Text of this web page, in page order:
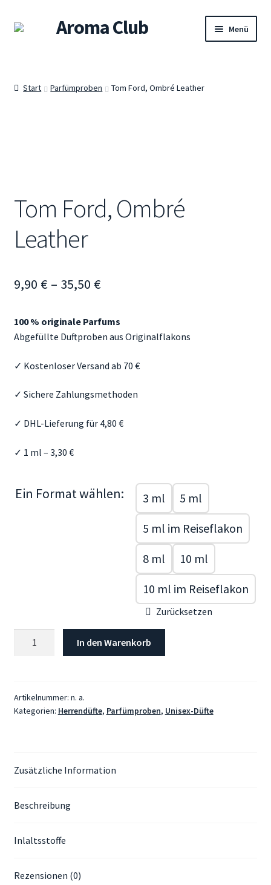
Zur
Navigation
Zum
Aroma Club Menü
Shop
Sets
Warenkorb
Mein Konto
Start Parfümproben Tom Ford, Ombré Leather
Tom Ford, Ombré
Leather
9,90 € – 35,50 €Preisspanne:
bis
100 % originale Parfums
Abgefüllte Duftproben aus Originalflakons
✓ Kostenloser Versand ab 70 €
✓ Sichere Zahlungsmethoden
✓ DHL-Lieferung für 4,80 €
✓ 1 ml – 3,30 €
Ein Format wählen: 3 ml
5 ml
5 ml im Reiseflakon
8 ml
10 ml
10 ml im Reiseflakon
Zurücksetzen
Menge
In den Warenkorb
Artikelnummer: n. a.
Kategorien: Herrendüfte, Parfümproben, Unisex-Düfte
Zusätzliche Information
Beschreibung
Inlaltsstoffe
Rezensionen (0)